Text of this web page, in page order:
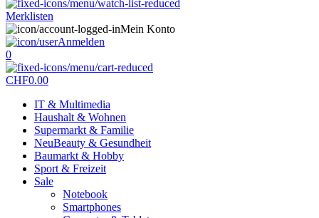
Merklisten
Mein Konto
Anmelden
0
CHF0.00
IT & Multimedia
Haushalt & Wohnen
Supermarkt & Familie
NeuBeauty & Gesundheit
Baumarkt & Hobby
Sport & Freizeit
Sale
Notebook
Smartphones